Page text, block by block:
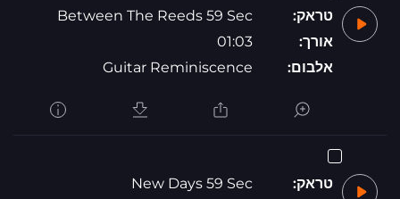
טראק:
Between The Reeds 59 Sec
אורך:
01:03
אלבום:
Guitar Reminiscence
טראק:
New Days 59 Sec